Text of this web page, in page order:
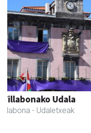
Ondarreta Ikastetxea
Andoain - Hezkuntza
Previous